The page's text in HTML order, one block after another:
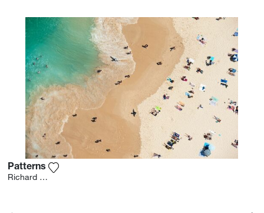
Patterns
Richard Hirst